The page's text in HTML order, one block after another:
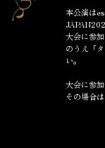
本公演は
大会に参
のうえ「
い。
大会に参
その場合